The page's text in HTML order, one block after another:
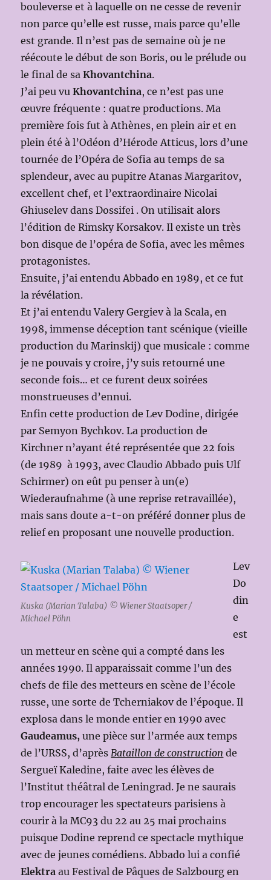
bouleverse et à laquelle on ne cesse de revenir
non parce qu’elle est russe, mais parce qu’elle
est grande. Il n’est pas de semaine où je ne
réécoute le début de son Boris, ou le prélude ou
le final de saKhovantchina.
J’ai peu vuKhovantchina, ce n’est pas une
œuvre fréquente : quatre productions. Ma
première fois fut à Athènes, en plein air et en
plein été à l’Odéon d’Hérode Atticus, lors d’une
tournée de l’Opéra de Sofia au temps de sa
splendeur, avec au pupitre Atanas Margaritov,
excellent chef, et l’extraordinaire Nicolai
Ghiuselev dans Dossifei . On utilisait alors
l’édition de Rimsky Korsakov. Il existe un très
bon disque de l’opéra de Sofia, avec les mêmes
protagonistes.
Ensuite, j’ai entendu Abbado en 1989, et ce fut
la révélation.
Et j’ai entendu Valery Gergiev à la Scala, en
1998, immense déception tant scénique (vieille
production du Marinskij) que musicale : comme
je ne pouvais y croire, j’y suis retourné une
seconde fois… et ce furent deux soirées
monstrueuses d’ennui.
Enfin cette production de Lev Dodine, dirigée
par Semyon Bychkov. La production de
Kirchner n’ayant été représentée que 22 fois
(de 1989 à 1993, avec Claudio Abbado puis Ulf
Schirmer) on eût pu penser à un(e)
Wiederaufnahme (à une reprise retravaillée),
mais sans doute a-t-on préféré donner plus de
relief en proposant une nouvelle production.
Kuska (Marian Talaba) © Wiener Staatsoper /
Michael Pöhn
Lev
Do
din
e
est
un metteur en scène qui a compté dans les
années 1990. Il apparaissait comme l’un des
chefs de file des metteurs en scène de l’école
russe, une sorte de Tcherniakov de l’époque. Il
explosa dans le monde entier en 1990 avec
Gaudeamus, une pièce sur l’armée aux temps
de l’URSS, d’aprèsBataillon de construction de
Sergueï Kaledine, faite avec les élèves de
l’Institut théâtral de Leningrad. Je ne saurais
trop encourager les spectateurs parisiens à
courir à la MC93 du 22 au 25 mai prochains
puisque Dodine reprend ce spectacle mythique
avec de jeunes comédiens. Abbado lui a confié
Elektra au Festival de Pâques de Salzbourg en